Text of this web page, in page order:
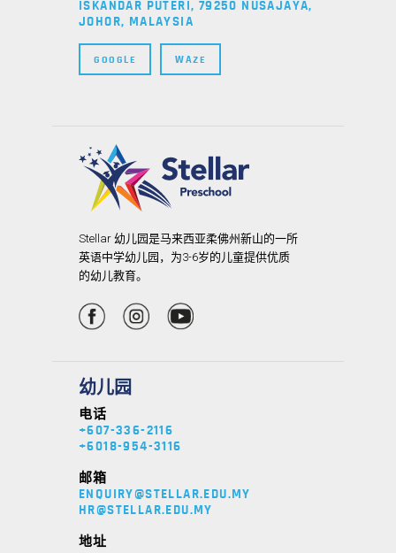
ISKANDAR PUTERI, 79250 NUSAJAYA,
JOHOR, MALAYSIA
GOOGLE WAZE
Stellar 幼儿园是马来西亚柔佛州新山的一所
英语中学幼儿园，为3-6岁的儿童提供优质
的幼儿教育。
幼儿园
电话
+607-336-2116
+6018-954-3116
邮箱
ENQUIRY@STELLAR.EDU.MY
HR@STELLAR.EDU.MY
地址